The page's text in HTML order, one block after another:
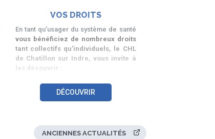
VOS DROITS
En tant qu’usager du système de santé
vous bénéficiez de nombreux droits
tant collectifs qu’individuels, le CHL
de Chatillon sur Indre, vous invite à
les découvrir :
DÉCOUVRIR
ANCIENNES ACTUALITÉS